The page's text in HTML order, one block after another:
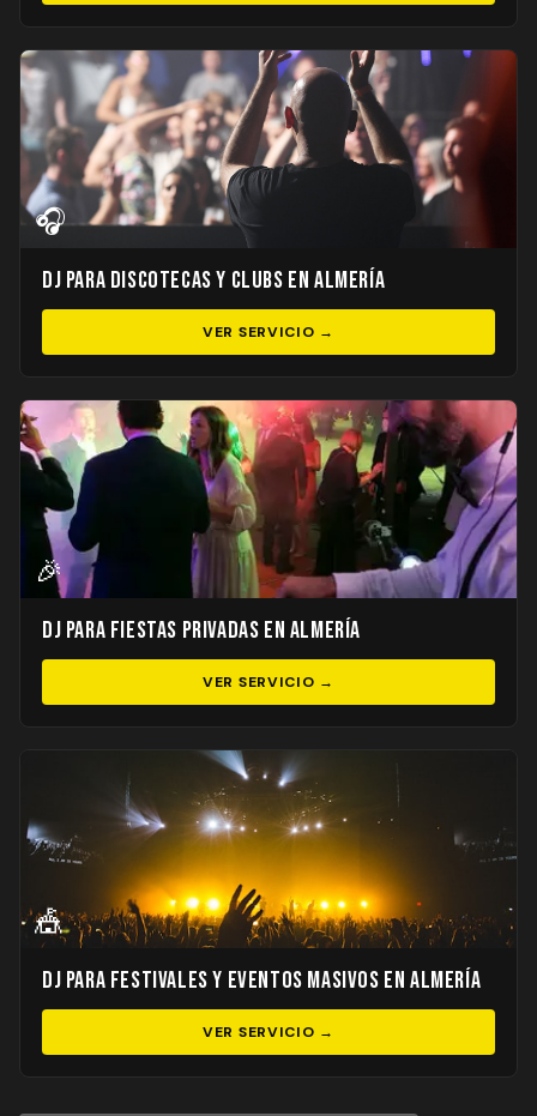
🎧
DJ para Discotecas y Clubs en Almería
VER SERVICIO →
🎉
DJ para Fiestas Privadas en Almería
VER SERVICIO →
🎪
DJ para Festivales y Eventos Masivos en Almería
VER SERVICIO →